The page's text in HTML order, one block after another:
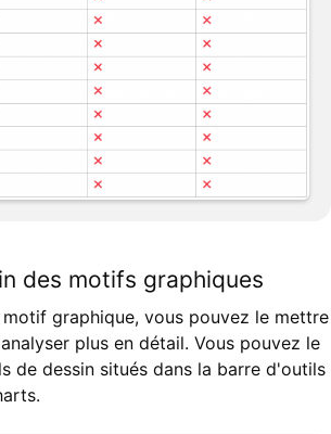
des motifs graphiques
graphique, vous pouvez le mettre
plus en détail. Vous pouvez le
de dessin situés dans la barre d'outils